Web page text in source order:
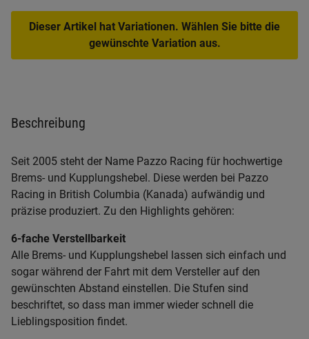
Dieser Artikel hat Variationen. Wählen Sie bitte die
gewünschte Variation aus.
Beschreibung
Seit 2005 steht der Name Pazzo Racing für hochwertige
Brems- und Kupplungshebel. Diese werden bei Pazzo
Racing in British Columbia (Kanada) aufwändig und
präzise produziert. Zu den Highlights gehören:
6-fache Verstellbarkeit
Alle Brems- und Kupplungshebel lassen sich einfach und
sogar während der Fahrt mit dem Versteller auf den
gewünschten Abstand einstellen. Die Stufen sind
beschriftet, so dass man immer wieder schnell die
Lieblingsposition findet.